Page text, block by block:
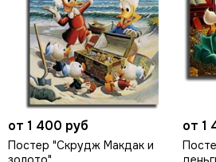
от 1 400 руб
Постер "Скрудж Макдак и
от 1